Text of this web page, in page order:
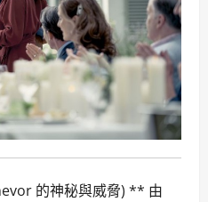
的神秘與威脅) ** 由